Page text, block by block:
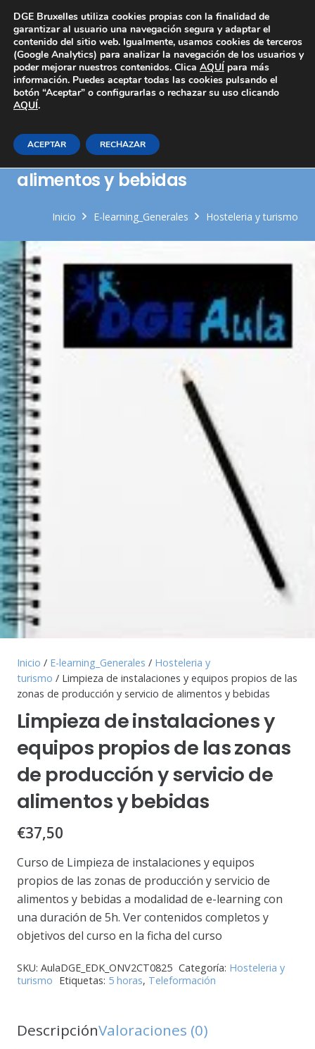
Área Privada
Limpieza de instalaciones y
equipos propios de las zonas de
producción y servicio de
alimentos y bebidas
Inicio E-learning_Generales Hosteleria y turismo
Inicio / E-learning_Generales / Hosteleria y
turismo / Limpieza de instalaciones y equipos propios de las
zonas de producción y servicio de alimentos y bebidas
Limpieza de instalaciones y
equipos propios de las zonas
de producción y servicio de
alimentos y bebidas
€37,50
Curso de Limpieza de instalaciones y equipos
propios de las zonas de producción y servicio de
alimentos y bebidas a modalidad de e-learning con
una duración de 5h. Ver contenidos completos y
objetivos del curso en la ficha del curso
SKU: AulaDGE_EDK_ONV2CT0825 Categoría: Hosteleria y
turismo Etiquetas: 5 horas, Teleformación
DescripciónValoraciones (0)
DGE Bruxelles utiliza cookies propias con la finalidad de
garantizar al usuario una navegación segura y adaptar el
contenido del sitio web. Igualmente, usamos cookies de terceros
(Google Analytics) para analizar la navegación de los usuarios y
poder mejorar nuestros contenidos. Clica AQUÍ para más
información. Puedes aceptar todas las cookies pulsando el
botón “Aceptar” o configurarlas o rechazar su uso clicando
AQUÍ.
ACEPTAR RECHAZAR